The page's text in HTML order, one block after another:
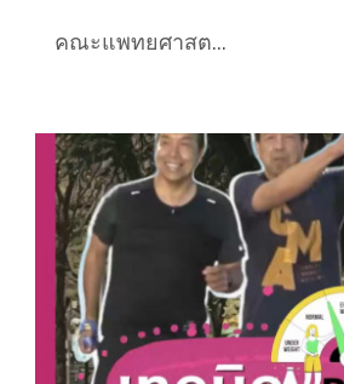
คณะแพทยศาสต...